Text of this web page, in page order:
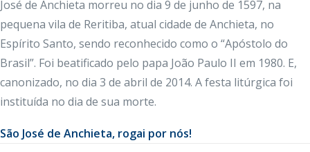
José de Anchieta morreu no dia 9 de junho de 1597, na
pequena vila de Reritiba, atual cidade de Anchieta, no
Espírito Santo, sendo reconhecido como o “Apóstolo do
Brasil”. Foi beatificado pelo papa João Paulo II em 1980. E,
canonizado, no dia 3 de abril de 2014. A festa litúrgica foi
instituída no dia de sua morte.
São José de Anchieta, rogai por nós!